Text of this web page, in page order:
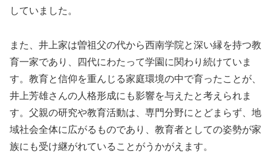
していました。
また、井上家は曽祖父の代から西南学院と深い縁を持つ教
育一家であり、四代にわたって学園に関わり続けていま
す。教育と信仰を重んじる家庭環境の中で育ったことが、
井上芳雄さんの人格形成にも影響を与えたと考えられま
す。父親の研究や教育活動は、専門分野にとどまらず、地
域社会全体に広がるものであり、教育者としての姿勢が家
族にも受け継がれていることがうかがえます。